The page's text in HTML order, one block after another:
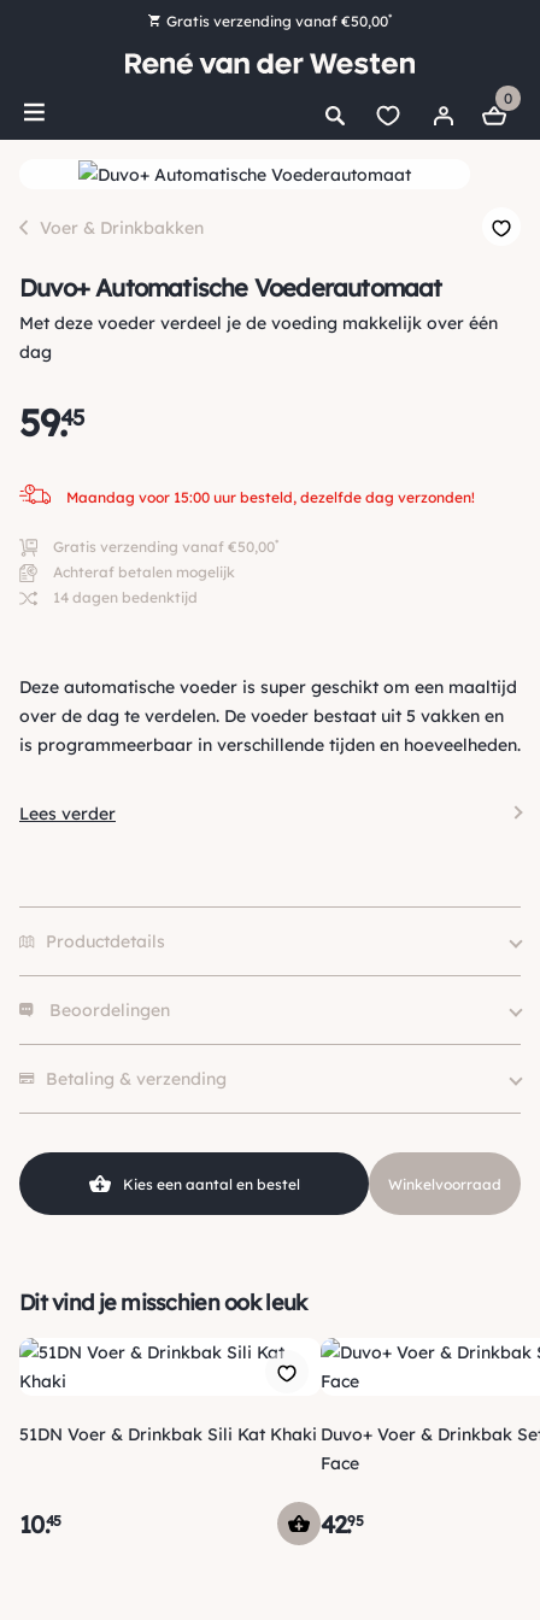
Gratis verzending vanaf €50,00*
Bestel nu, betaal later met Klarna
Ruim 16.000 artikelen op voorraad
0
Voer & Drinkbakken
Duvo+ Automatische Voederautomaat
Met deze voeder verdeel je de voeding makkelijk over één
dag
59.
45
Maandag voor 15:00 uur besteld, dezelfde dag verzonden!
Gratis verzending vanaf €50,00*
Achteraf betalen mogelijk
14 dagen bedenktijd
Deze automatische voeder is super geschikt om een maaltijd
over de dag te verdelen. De voeder bestaat uit 5 vakken en
is programmeerbaar in verschillende tijden en hoeveelheden.
Lees verder
Productdetails
Kleur
Merk
Duvo+
SKU
Beoordelingen
Betaling & verzending
Kies een aantal en bestel Winkelvoorraad
Dit vind je misschien ook leuk
51DN Voer & Drinkbak Sili Kat Khaki
10.45
Duvo+ Voer & Drinkbak
Face
42.95